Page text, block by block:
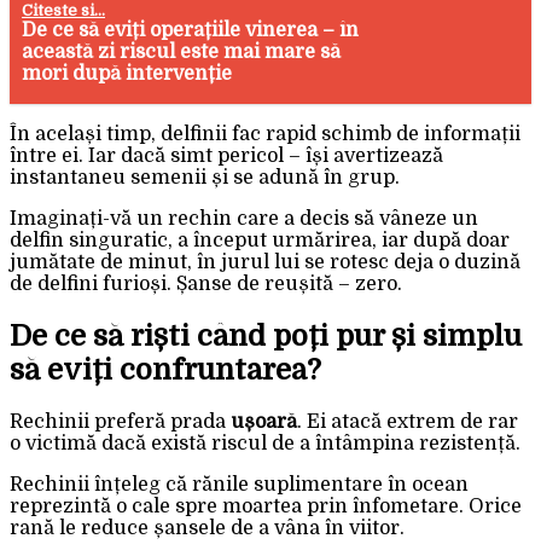
Citeste si...
De ce să eviți operațiile vinerea – în
această zi riscul este mai mare să
mori după intervenție
În același timp, delfinii fac rapid schimb de informații
între ei. Iar dacă simt pericol – își avertizează
instantaneu semenii și se adună în grup.
Imaginați-vă un rechin care a decis să vâneze un
delfin singuratic, a început urmărirea, iar după doar
jumătate de minut, în jurul lui se rotesc deja o duzină
de delfini furioși. Șanse de reușită – zero.
De ce să riști când poți pur și simplu
să eviți confruntarea?
Rechinii preferă prada ușoară. Ei atacă extrem de rar
o victimă dacă există riscul de a întâmpina rezistență.
Rechinii înțeleg că rănile suplimentare în ocean
reprezintă o cale spre moartea prin înfometare. Orice
rană le reduce șansele de a vâna în viitor.